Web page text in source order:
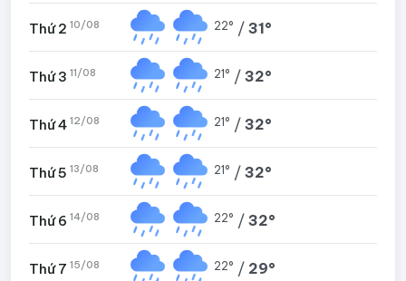
Thứ 2 10/08 22° / 31°
Thứ 3 11/08 21° / 32°
Thứ 4 12/08 21° / 32°
Thứ 5 13/08 21° / 32°
Thứ 6 14/08 22° / 32°
Thứ 7 15/08 22° / 29°